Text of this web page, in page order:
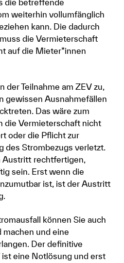
die betreffende
weiterhin vollumfänglich
kann. Die dadurch
die Vermieterschaft
auf die Mieter*innen
der Teilnahme am ZEV zu,
gewissen Ausnahmefällen
Das wäre zum
die Vermieterschaft nicht
oder die Pflicht zur
des Strombezugs verletzt.
Austritt rechtfertigen,
sein. Erst wenn die
ist, ist der Austritt
können Sie auch
und eine
Der definitive
eine Notlösung und erst